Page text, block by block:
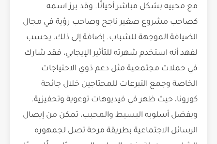
مع محبيه بشكل مباشر أحيانًا. وقد برز اسمه
كصاحب مشروع صغير ناجح وصاحب رؤية في مجال
الضيافة الموجهة للشباب. إضافة إلى ذلك، يحسب
لفهد أنه استخدم شهرته للتأثير الإيجابي، فقد شارك
في حملات مجتمعية مثل دعم ذوي الاحتياجات
الخاصة وجمع التبرعات للمحتاجين خلال جائحة
كورونا، حيث ظهر في فيديوهات توعوية وتحفيزية.
وبفضل أسلوبه البسيط والمحبب، تمكن من إيصال
الرسائل الاجتماعية بطريقة مرحة تصل لجمهوره